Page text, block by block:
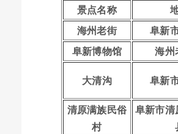
景点名称
海州老街
阜新
阜新博物馆
海州
大清沟 阜新
清原满族民俗
村
阜新市